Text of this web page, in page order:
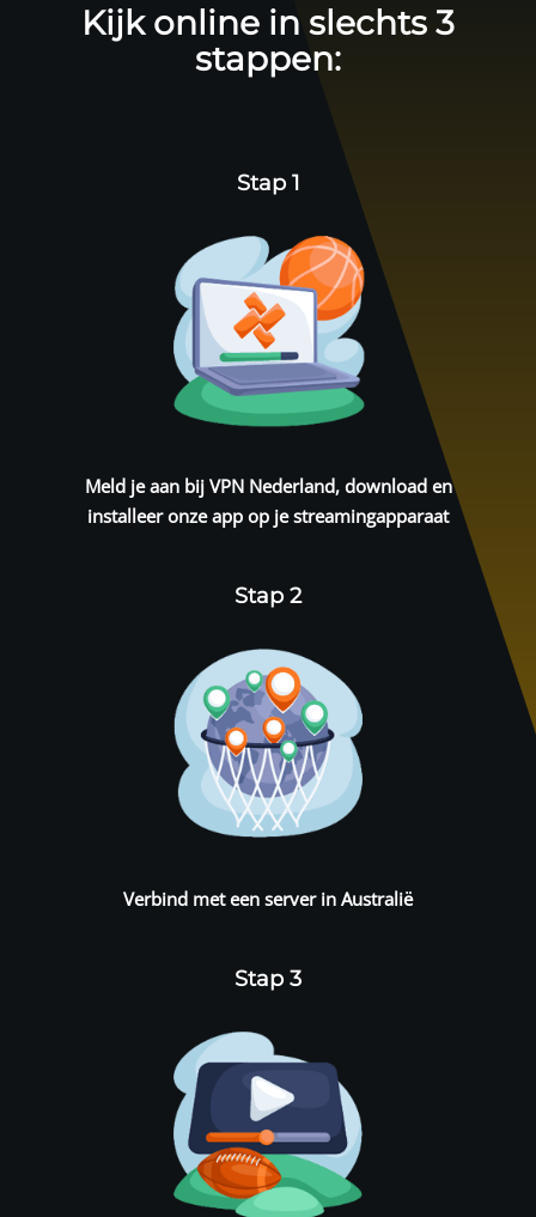
Kijk online in slechts 3
stappen:
Stap 1
Meld je aan bij VPN Nederland, download en
installeer onze app op je streamingapparaat
Stap 2
Verbind met een server in Australië
Stap 3